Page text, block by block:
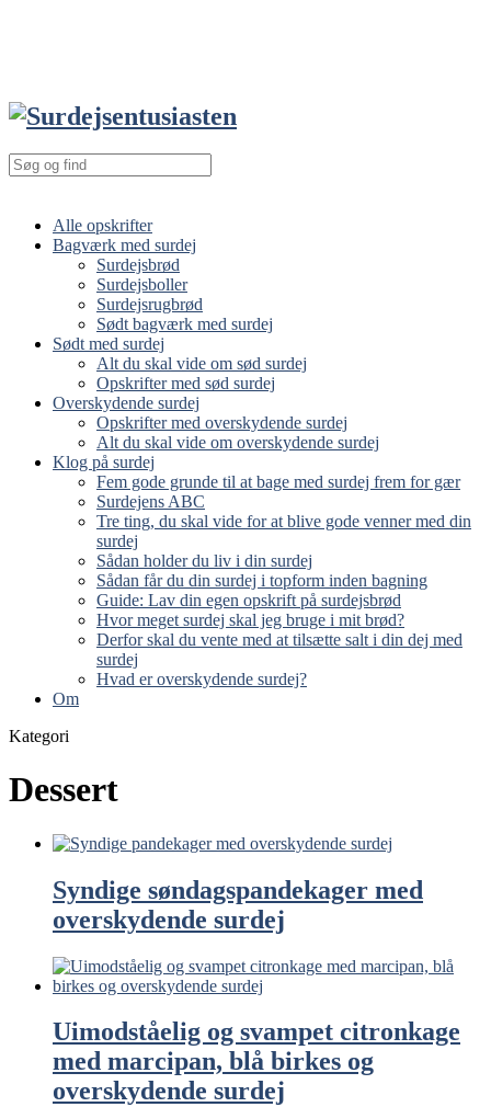
Alle opskrifter
Bagværk med surdej
Surdejsbrød
Surdejsboller
Surdejsrugbrød
Sødt bagværk med surdej
Sødt med surdej
Alt du skal vide om sød surdej
Opskrifter med sød surdej
Overskydende surdej
Opskrifter med overskydende surdej
Alt du skal vide om overskydende surdej
Klog på surdej
Fem gode grunde til at bage med surdej frem for gær
Surdejens ABC
Tre ting, du skal vide for at blive gode venner med din
surdej
Sådan holder du liv i din surdej
Sådan får du din surdej i topform inden bagning
Guide: Lav din egen opskrift på surdejsbrød
Hvor meget surdej skal jeg bruge i mit brød?
Derfor skal du vente med at tilsætte salt i din dej med
surdej
Hvad er overskydende surdej?
Om
Kategori
Dessert
Syndige søndagspandekager med
overskydende surdej
Uimodståelig og svampet citronkage
med marcipan, blå birkes og
overskydende surdej